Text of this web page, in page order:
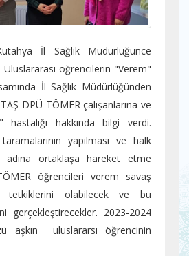
İl Sağlık Müdürlüğünce
öğrencilerin "Verem"
İl Sağlık Müdürlüğünden
DPÜ TÖMER çalışanlarına ve
hastalığı hakkında bilgi verdi.
yapılması ve halk
adına ortaklaşa hareket etme
öğrencileri verem savaş
tetkiklerini olabilecek ve bu
gerçekleştirecekler. 2023-2024
aşkın uluslararsı öğrencinin